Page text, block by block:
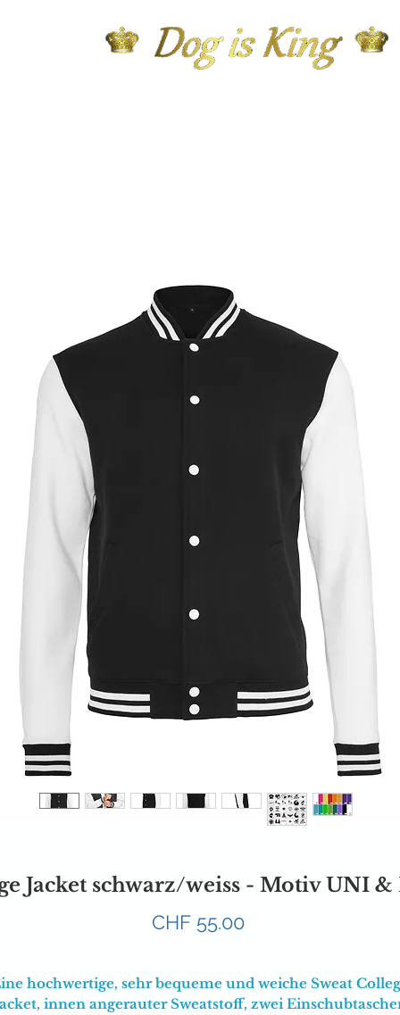
Jacket schwarz/weiss - Motiv UNI
CHF 55.00Preis
hochwertige, sehr bequeme und weiche Sweat
innen angerauter Sweatstoff, zwei